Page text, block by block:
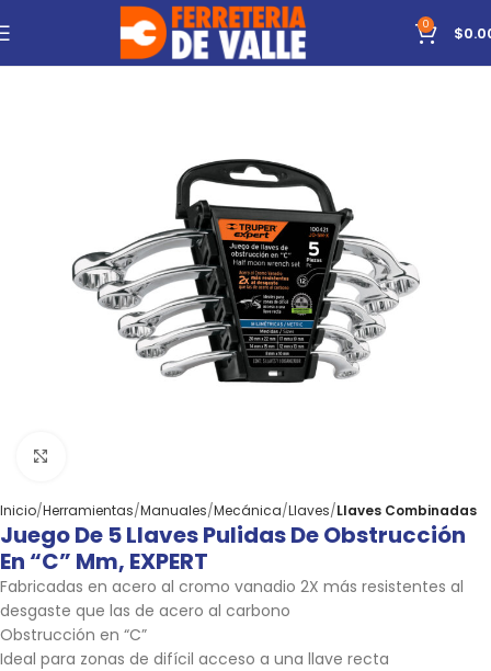
0 $
Inicio Herramientas Manuales Mecánica Llaves Llaves Combinadas
Juego De 5 Llaves Pulidas De Obstrucción
En “C” Mm, EXPERT
Fabricadas en acero al cromo vanadio 2X más resistentes al
desgaste que las de acero al carbono
Obstrucción en “C”
Ideal para zonas de difícil acceso a una llave recta